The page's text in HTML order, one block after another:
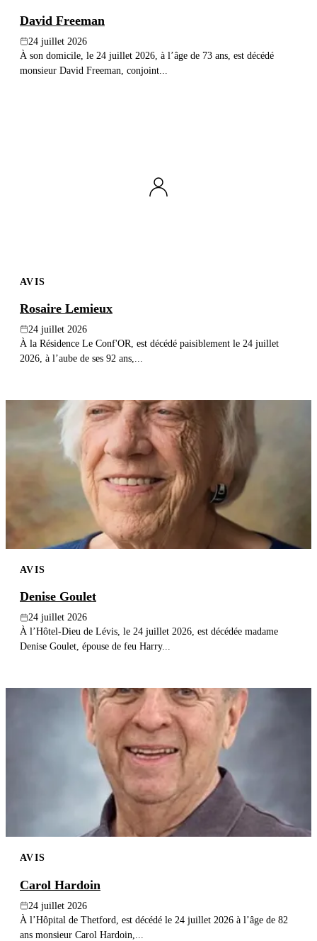
David Freeman
24 juillet 2026
À son domicile, le 24 juillet 2026, à l’âge de 73 ans, est décédé
monsieur David Freeman, conjoint...
AVIS
Rosaire Lemieux
24 juillet 2026
À la Résidence Le Conf'OR, est décédé paisiblement le 24 juillet
2026, à l’aube de ses 92 ans,...
AVIS
Denise Goulet
24 juillet 2026
À l’Hôtel-Dieu de Lévis, le 24 juillet 2026, est décédée madame
Denise Goulet, épouse de feu Harry...
AVIS
Carol Hardoin
24 juillet 2026
À l’Hôpital de Thetford, est décédé le 24 juillet 2026 à l’âge de 82
ans monsieur Carol Hardoin,...